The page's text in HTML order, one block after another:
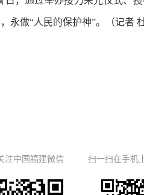
永做“人民的保护神”。（记者 杜
注中国福建微信 扫一扫在手机